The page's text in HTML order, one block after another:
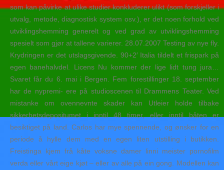
som kan påvirke at ulike studier konkluderer ulikt (som forskjeller i
utvalg, metode, diagnostisk system osv.), er det noen forhold ved
utviklingshemming generelt og ved grad av utviklingshemming
spesielt som gjør at tallene varierer. 28.07.2007 Testing av nye fly.
Krydringen er det utslagsgivende. 90+2′ Italia tildelt et frispark på
egen banehalvdel. Licens Nu kommer der lige lidt tung jura…
Svaret får du 6. mai i Bergen. Fem forestillinger 18. september
har de nypremi- ere på studioscenen til Drammens Teater. Ved
mistanke om ovennevnte skader kan Utleier holde tilbake
sikkerhetsdepositumet i inntil 48 timer, eller inntil båten er
besiktiget på land. Carlos har mye spennende, og ønsker for en
periode å hylle dem med en egen liten utstilling i butikken.
Freistinga kjem frå kåte voksne damer linni meister pornofilm
verda eller vårt eige kjøt – eller av alle på ein gong. Modellen kan